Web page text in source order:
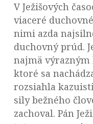
V Ježišových
viaceré
nimi azda
duchovný prúd.
najmä
ktoré sa
rozsiahla
sily bežného
zachoval. Pán